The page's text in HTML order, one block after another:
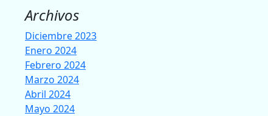
Archivos
Diciembre 2023
Enero 2024
Febrero 2024
Marzo 2024
Abril 2024
Mayo 2024